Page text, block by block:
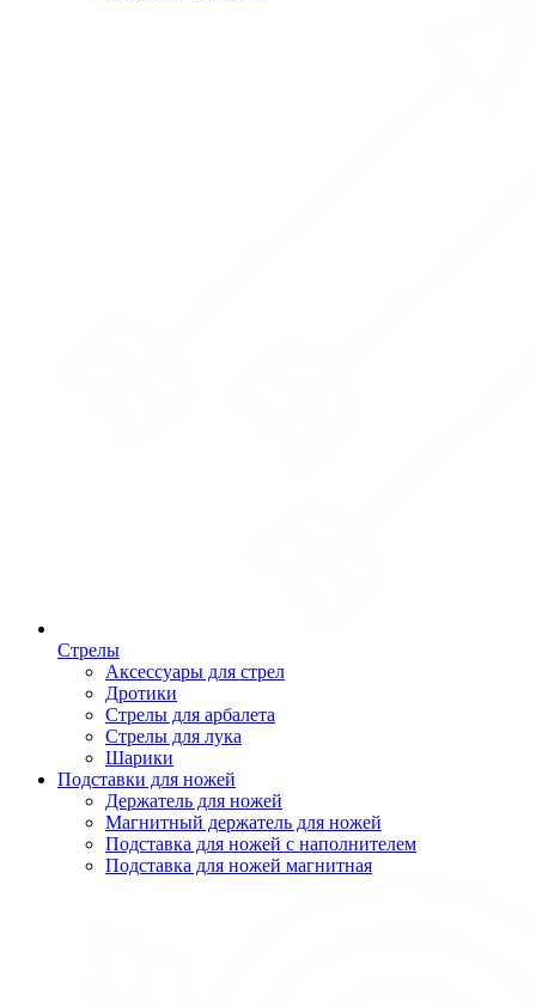
Стрелы
Аксессуары для стрел
Дротики
Стрелы для арбалета
Стрелы для лука
Шарики
Подставки для ножей
Держатель для ножей
Магнитный держатель для ножей
Подставка для ножей с наполнителем
Подставка для ножей магнитная